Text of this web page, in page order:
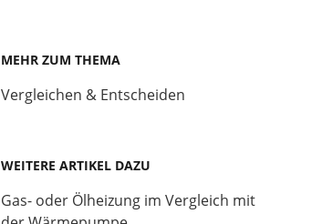
MEHR ZUM THEMA
Vergleichen & Entscheiden
WEITERE ARTIKEL DAZU
Gas- oder Ölheizung im Vergleich mit